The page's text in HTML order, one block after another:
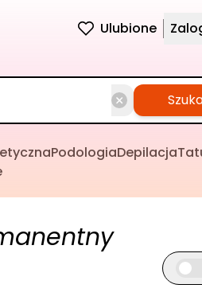
Ulubione
PodologiaDepilacja